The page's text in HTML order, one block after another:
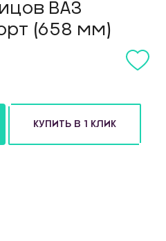
ВАЗ
(658 мм)
КУПИТЬ В 1 КЛИК